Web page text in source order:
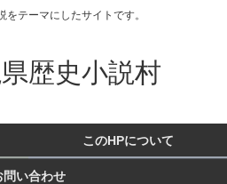
をテーマにしたサイトです。
歴史小説村
このHPについて
問い合わせ